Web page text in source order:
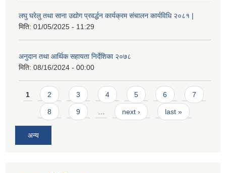
लघु घरेलु तथा साना उद्योग प्रवर्द्धन कार्यक्रम संचालन कार्यविधि २०८१ |
मिति: 01/05/2025 - 11:29
अनुदान तथा आर्थिक सहायता निर्देशिका २०७८
मिति: 08/16/2024 - 00:00
Pages
1 2 3 4 5 6 7
8 9 … next › last »
अन्य